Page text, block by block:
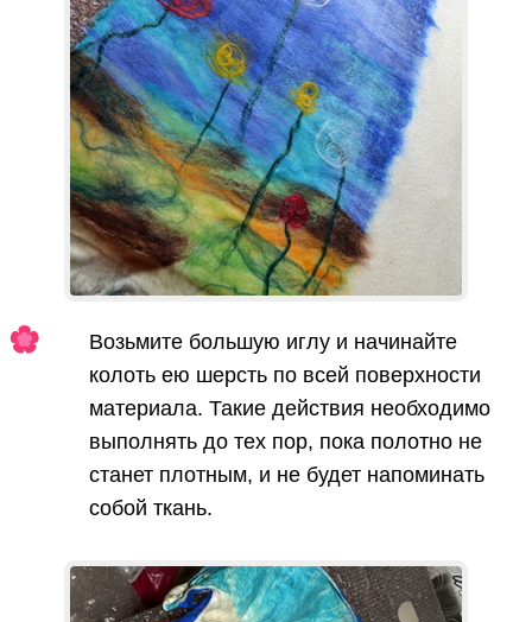
Возьмите большую иглу и начинайте
колоть ею шерсть по всей поверхности
материала. Такие действия необходимо
выполнять до тех пор, пока полотно не
станет плотным, и не будет напоминать
собой ткань.